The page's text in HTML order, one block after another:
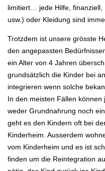
limitiert… jede Hilfe, finanziell,
usw.) oder Kleidung sind
Trotzdem ist unsere grösste
den angepassten
ein Alter von 4 Jahren
grundsätzlich die Kinder bei
integrieren wenn solche
In den meisten Fällen
weder Grundnahrung noch
geht es den Kindern oft bei
Kinderheim. Ausserdem
vom Kinderheim und es ist
finden um die Reintegration